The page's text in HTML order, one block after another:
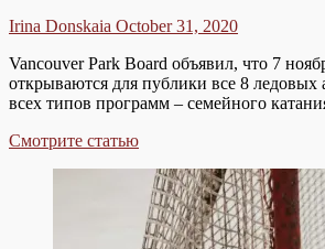
Irina Donskaia October 31, 2020
Vancouver Park Board объявил, что 7
открываются для публики все 8
всех типов программ – семейного
Смотрите статьюКРЫТЫЕ
АРЕНЫ
ОТКРЫВАЮТСЯ
ДЛЯ
ПУБЛИКИ